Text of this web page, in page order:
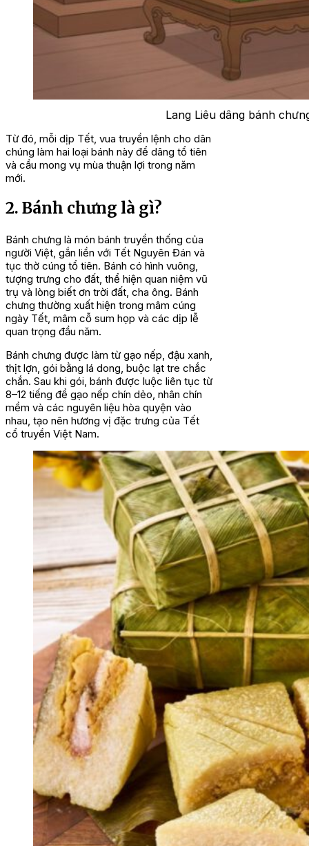
Lang Liêu dâng bánh
Từ đó, mỗi dịp Tết, vua truyền lệnh cho dân
chúng làm hai loại bánh này để dâng tổ tiên
và cầu mong vụ mùa thuận lợi trong năm
mới.
2. Bánh chưng là gì?
Bánh chưng là món bánh truyền thống của
người Việt, gắn liền với Tết Nguyên Đán và
tục thờ cúng tổ tiên. Bánh có hình vuông,
tượng trưng cho đất, thể hiện quan niệm vũ
trụ và lòng biết ơn trời đất, cha ông. Bánh
chưng thường xuất hiện trong mâm cúng
ngày Tết, mâm cỗ sum họp và các dịp lễ
quan trọng đầu năm.
Bánh chưng được làm từ gạo nếp, đậu xanh,
thịt lợn, gói bằng lá dong, buộc lạt tre chắc
chắn. Sau khi gói, bánh được luộc liên tục từ
8–12 tiếng để gạo nếp chín dẻo, nhân chín
mềm và các nguyên liệu hòa quyện vào
nhau, tạo nên hương vị đặc trưng của Tết
cổ truyền Việt Nam.